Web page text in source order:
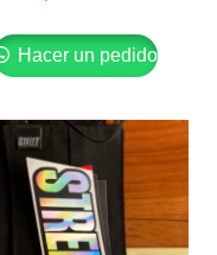
Hacer un pedido